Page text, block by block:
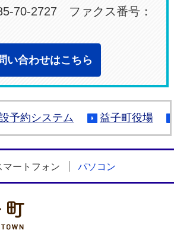
70-2727 ファクス番号：
い合わせはこちら
予約システム 益子町役場
マートフォン パソコン